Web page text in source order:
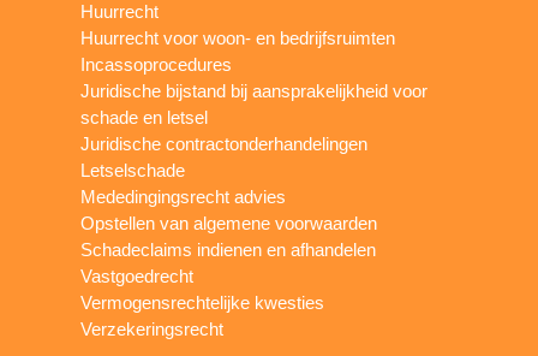
Huurrecht
Huurrecht voor woon- en bedrijfsruimten
Incassoprocedures
Juridische bijstand bij aansprakelijkheid voor
schade en letsel
Juridische contractonderhandelingen
Letselschade
Mededingingsrecht advies
Opstellen van algemene voorwaarden
Schadeclaims indienen en afhandelen
Vastgoedrecht
Vermogensrechtelijke kwesties
Verzekeringsrecht